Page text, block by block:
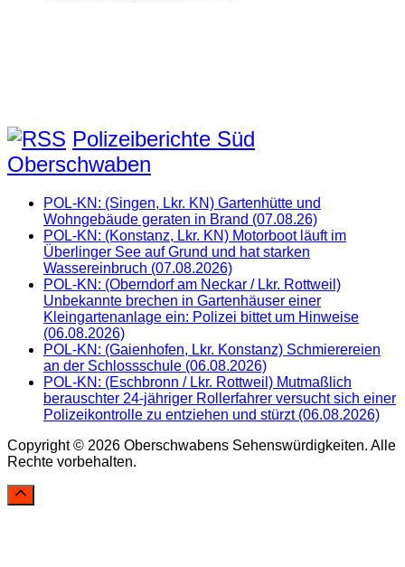
Polizeiberichte Süd
Oberschwaben
POL-KN: (Singen, Lkr. KN) Gartenhütte und
Wohngebäude geraten in Brand (07.08.26)
POL-KN: (Konstanz, Lkr. KN) Motorboot läuft im
Überlinger See auf Grund und hat starken
Wassereinbruch (07.08.2026)
POL-KN: (Oberndorf am Neckar / Lkr. Rottweil)
Unbekannte brechen in Gartenhäuser einer
Kleingartenanlage ein: Polizei bittet um Hinweise
(06.08.2026)
POL-KN: (Gaienhofen, Lkr. Konstanz) Schmierereien
an der Schlossschule (06.08.2026)
POL-KN: (Eschbronn / Lkr. Rottweil) Mutmaßlich
berauschter 24-jähriger Rollerfahrer versucht sich einer
Polizeikontrolle zu entziehen und stürzt (06.08.2026)
Copyright © 2026 Oberschwabens Sehenswürdigkeiten. Alle
Rechte vorbehalten.